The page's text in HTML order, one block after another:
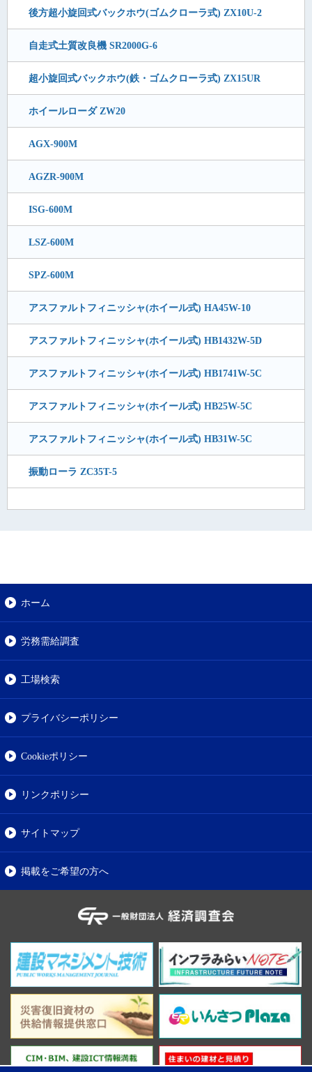
後方超小旋回式バックホウ(ゴムクローラ式) ZX10U-2
自走式土質改良機 SR2000G-6
超小旋回式バックホウ(鉄・ゴムクローラ式) ZX15UR
ホイールローダ ZW20
AGX-900M
AGZR-900M
ISG-600M
LSZ-600M
SPZ-600M
アスファルトフィニッシャ(ホイール式) HA45W-10
アスファルトフィニッシャ(ホイール式) HB1432W-5D
アスファルトフィニッシャ(ホイール式) HB1741W-5C
アスファルトフィニッシャ(ホイール式) HB25W-5C
アスファルトフィニッシャ(ホイール式) HB31W-5C
振動ローラ ZC35T-5
ホーム
労務需給調査
工場検索
プライバシーポリシー
Cookieポリシー
リンクポリシー
サイトマップ
掲載をご希望の方へ